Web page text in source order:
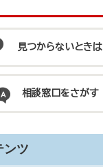
見つからないときは
相談窓口をさがす
ンツ